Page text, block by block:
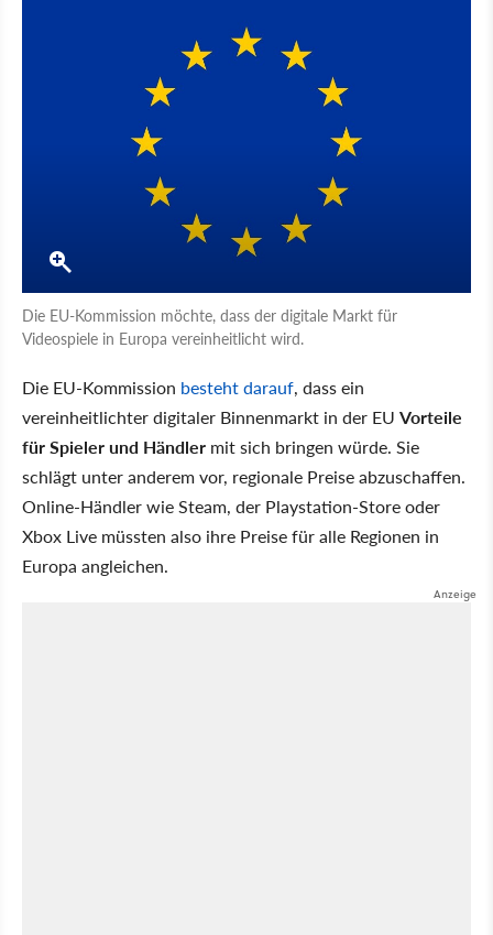
Die EU-Kommission möchte, dass der digitale Markt für
Videospiele in Europa vereinheitlicht wird.
Die EU-Kommission besteht darauf, dass ein
vereinheitlichter digitaler Binnenmarkt in der EU Vorteile
für Spieler und Händler mit sich bringen würde. Sie
schlägt unter anderem vor, regionale Preise abzuschaffen.
Online-Händler wie Steam, der Playstation-Store oder
Xbox Live müssten also ihre Preise für alle Regionen in
Europa angleichen.